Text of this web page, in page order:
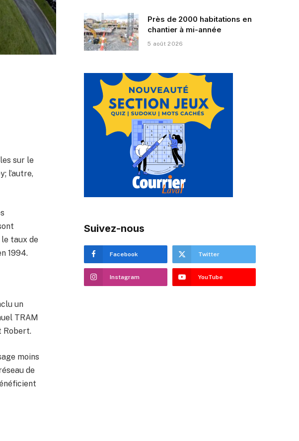
sur le
l’autre,
le taux de
1994.
un
TRAM
Robert.
moins
de
Près de 2000 habitations en
chantier à mi-année
5 août 2026
Suivez-nous
Facebook Twitter
Instagram YouTube